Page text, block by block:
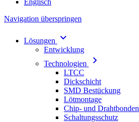
Englisch
Navigation überspringen
Lösungen
Entwicklung
Technologien
LTCC
Dickschicht
SMD Bestückung
Lötmontage
Chip- und Drahtbonden
Schaltungsschutz